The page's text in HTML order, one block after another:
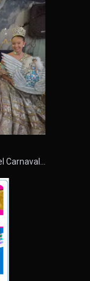
Carnaval…